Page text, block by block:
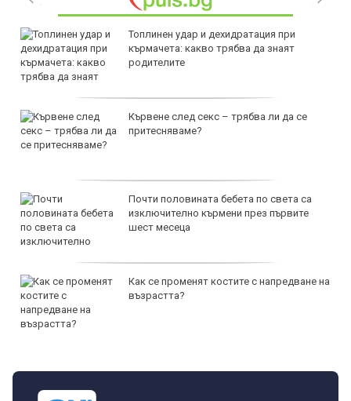
Топлинен удар и дехидратация при
кърмачета: какво трябва да знаят
родителите
Кървене след секс – трябва ли да се
притесняваме?
Почти половината бебета по света са
изключително кърмени през първите
шест месеца
Как се променят костите с напредване на
възрастта?